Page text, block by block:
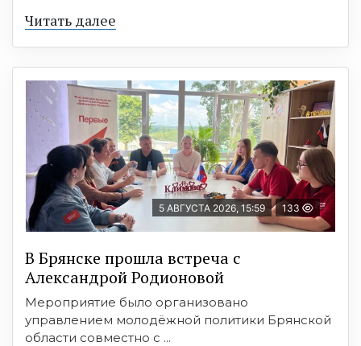
Читать далее
5 АВГУСТА 2026, 15:59 133
В Брянске прошла встреча с
Александрой Родионовой
Мероприятие было организовано
управлением молодёжной политики Брянской
области совместно с ...